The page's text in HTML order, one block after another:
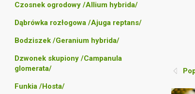
Czosnek ogrodowy /Allium hybrida/
Dąbrówka rozłogowa /Ajuga reptans/
Bodziszek /Geranium hybrida/
Dzwonek skupiony /Campanula
glomerata/
Funkia /Hosta/